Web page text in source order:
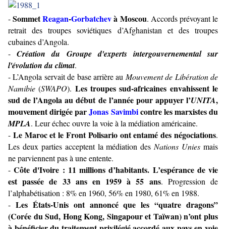
-SommetReagan-Gorbatchevà Moscou. Accords prévoyant le
retrait des troupes soviétiques d’Afghanistan et des troupes
cubaines d’Angola.
-Création du Groupe d'experts intergouvernemental sur
l'évolution du climat.
- L’Angola servait de base arrière au Mouvement de Libération de
Namibie (SWAPO). Les troupes sud-africaines envahissent le
sud de l’Angola au début de l’année pour appuyer l’UNITA,
mouvement dirigée parJonas Savimbicontre les marxistes du
MPLA. Leur échec ouvre la voie à la médiation américaine.
- Le Maroc et le Front Polisario ont entamé des négociations.
Les deux parties acceptent la médiation des Nations Unies mais
ne parviennent pas à une entente.
-Côte d'Ivoire : 11 millions d’habitants. L’espérance de vie
est passée de 33 ans en 1959 à 55 ans. Progression de
l’alphabétisation : 8% en 1960, 56% en 1980, 61% en 1988.
- Les États-Unis ont annoncé que les “quatre dragons”
(Corée du Sud, Hong Kong, Singapour et Taïwan) n’ont plus